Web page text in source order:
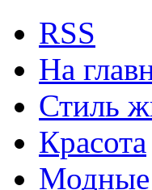
RSS
На
Стиль
Красота
Модные